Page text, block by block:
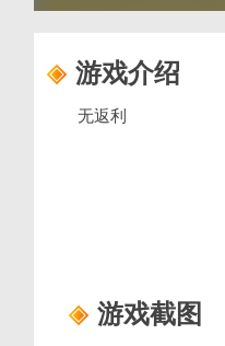
游戏介绍
无返利
游戏截图